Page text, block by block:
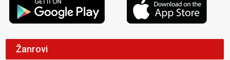
Žanrovi